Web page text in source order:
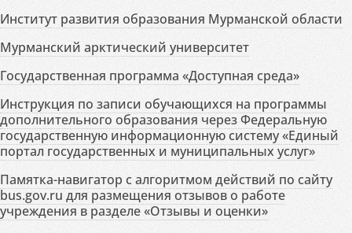
Институт развития образования Мурманской области
Мурманский арктический университет
Государственная программа «Доступная среда»
Инструкция по записи обучающихся на программы
дополнительного образования через Федеральную
государственную информационную систему «Единый
портал государственных и муниципальных услуг»
Памятка-навигатор с алгоритмом действий по сайту
bus.gov.ru для размещения отзывов о работе
учреждения в разделе «Отзывы и оценки»